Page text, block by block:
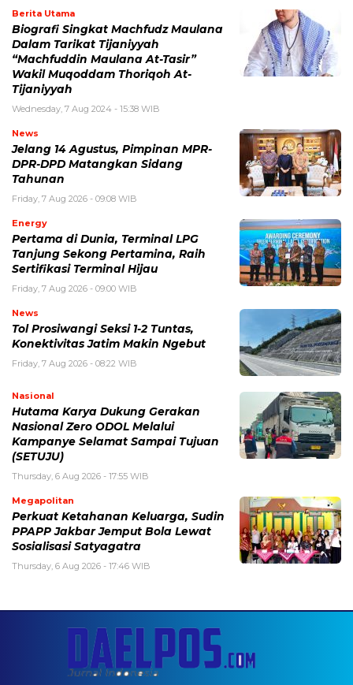
Berita Utama
Biografi Singkat Machfudz Maulana
Dalam Tarikat Tijaniyyah
“Machfuddin Maulana At-Tasir”
Wakil Muqoddam Thoriqoh At-
Tijaniyyah
Wednesday, 7 Aug 2024 - 15:38 WIB
News
Jelang 14 Agustus, Pimpinan MPR-
DPR-DPD Matangkan Sidang
Tahunan
Friday, 7 Aug 2026 - 09:08 WIB
Energy
Pertama di Dunia, Terminal LPG
Tanjung Sekong Pertamina, Raih
Sertifikasi Terminal Hijau
Friday, 7 Aug 2026 - 09:00 WIB
News
Tol Prosiwangi Seksi 1-2 Tuntas,
Konektivitas Jatim Makin Ngebut
Friday, 7 Aug 2026 - 08:22 WIB
Nasional
Hutama Karya Dukung Gerakan
Nasional Zero ODOL Melalui
Kampanye Selamat Sampai Tujuan
(SETUJU)
Thursday, 6 Aug 2026 - 17:55 WIB
Megapolitan
Perkuat Ketahanan Keluarga, Sudin
PPAPP Jakbar Jemput Bola Lewat
Sosialisasi Satyagatra
Thursday, 6 Aug 2026 - 17:46 WIB